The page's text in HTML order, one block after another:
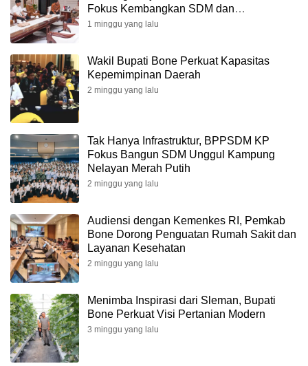
Fokus Kembangkan SDM dan
Kesempatan Kerja
1 minggu yang lalu
Wakil Bupati Bone Perkuat Kapasitas
Kepemimpinan Daerah
2 minggu yang lalu
Tak Hanya Infrastruktur, BPPSDM KP
Fokus Bangun SDM Unggul Kampung
Nelayan Merah Putih
2 minggu yang lalu
Audiensi dengan Kemenkes RI, Pemkab
Bone Dorong Penguatan Rumah Sakit dan
Layanan Kesehatan
2 minggu yang lalu
Menimba Inspirasi dari Sleman, Bupati
Bone Perkuat Visi Pertanian Modern
3 minggu yang lalu